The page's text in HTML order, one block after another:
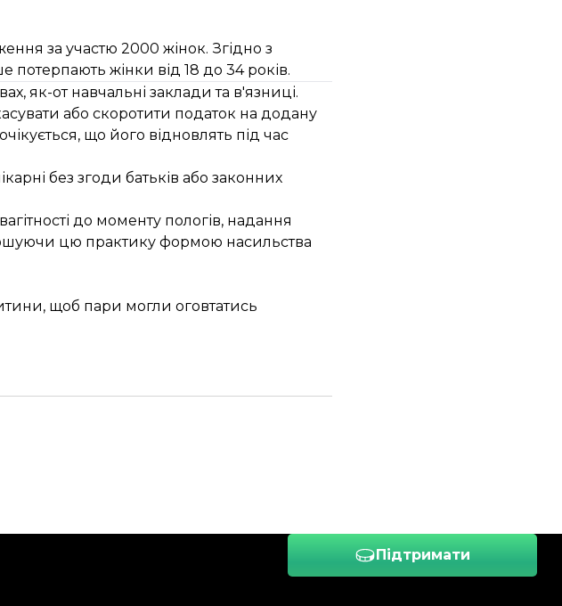
за участю 2000 жінок. Згідно з
потерпають жінки від 18 до 34 років.
як-от навчальні заклади та в'язниці.
або скоротити податок на додану
що його відновлять під час
без згоди батьків або законних
до моменту пологів, надання
цю практику формою насильства
щоб пари могли оговтатись
Підтримати